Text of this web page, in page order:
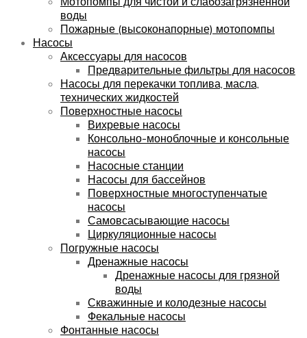
воды
Пожарные (высоконапорные) мотопомпы
Насосы
Аксессуары для насосов
Предварительные фильтры для насосов
Насосы для перекачки топлива, масла,
технических жидкостей
Поверхностные насосы
Вихревые насосы
Консольно-моноблочные и консольные
насосы
Насосные станции
Насосы для бассейнов
Поверхностные многоступенчатые
насосы
Самовсасывающие насосы
Циркуляционные насосы
Погружные насосы
Дренажные насосы
Дренажные насосы для грязной
воды
Скважинные и колодезные насосы
Фекальные насосы
Фонтанные насосы